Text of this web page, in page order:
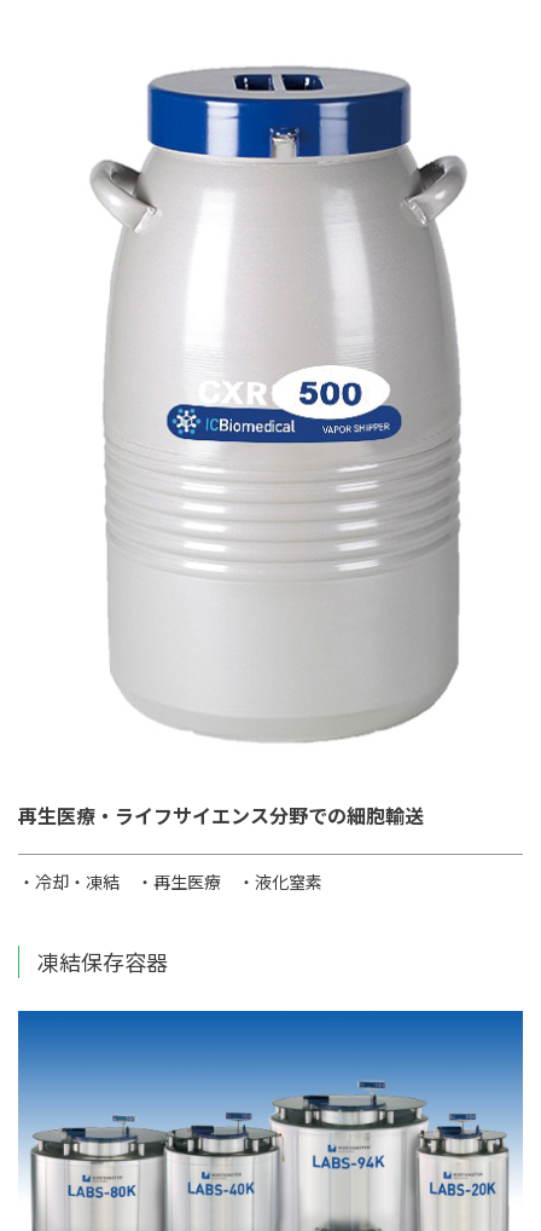
再生医療・ライフサイエンス分野での細胞輸送
・冷却・凍結 ・再生医療 ・液化窒素
凍結保存容器